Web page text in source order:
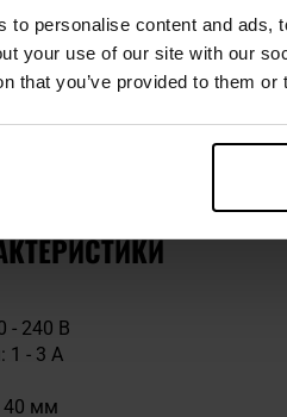
to personalise content and ads,
your use of our site with our
that you’ve provided to them
- 240 В
1 - 3 A
40 мм